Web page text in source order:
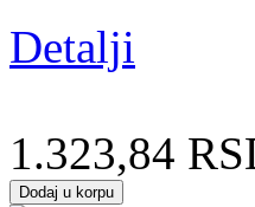
Detalji
1.323,84